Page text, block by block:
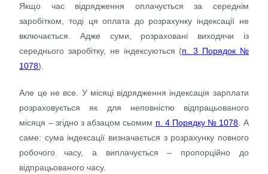
Якщо час відрядження оплачується за середнім
заробітком, тоді ця оплата до розрахунку індексації не
включається. Адже суми, розраховані виходячи із
середнього заробітку, не індексуються (п. 3 Порядок №
1078).
Але це не все. У місяці відрядження індексація зарплати
розраховується як для неповністю відпрацьованого
місяця – згідно з абзацом сьомим п. 4 Порядку № 1078 . А
саме: сума індексації визначається з розрахунку повного
робочого часу, а виплачується – пропорційно до
відпрацьованого часу.